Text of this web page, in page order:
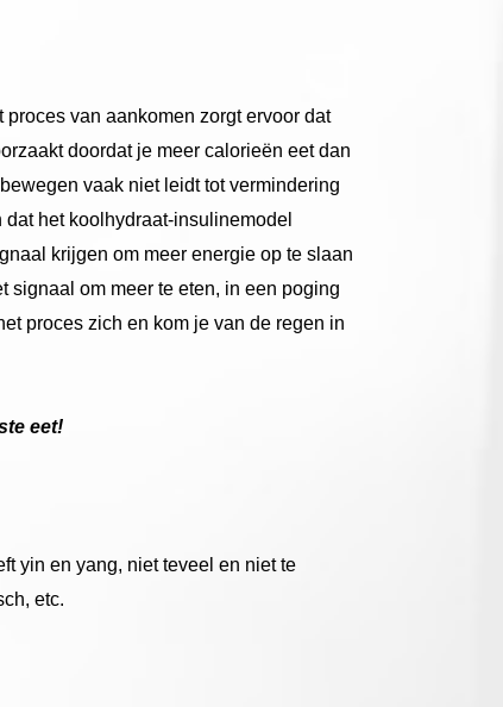
van aankomen zorgt ervoor dat
doordat je meer calorieën eet dan
vaak niet leidt tot vermindering
het koolhydraat-insulinemodel
krijgen om meer energie op te slaan
signaal om meer te eten, in een poging
proces zich en kom je van de regen in
eet!
yin en yang, niet teveel en niet te
etc.